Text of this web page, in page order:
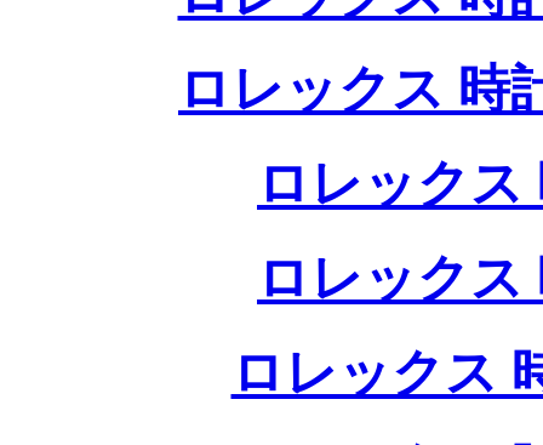
ロレックス 時
ロレックス
ロレックス
ロレックス